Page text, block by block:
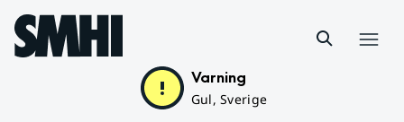
Hoppa till sidans innehåll
Varning
Gul, Sverige